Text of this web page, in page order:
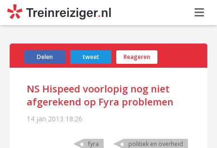
Delen tweet Reageren
NS Hispeed voorlopig nog niet
afgerekend op Fyra problemen
14 jan 2013 18:26
fyra politiek en overheid